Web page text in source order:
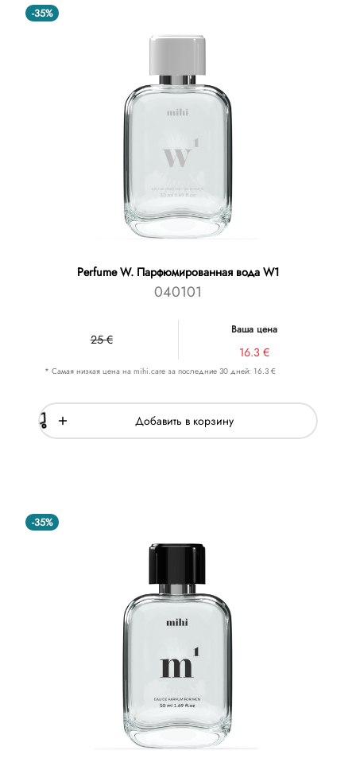
Правила наследования
-35%
Perfume W. Парфюмированная вода W1
040101
25 €
Ваша цена
16.3 €
* Самая низкая цена на mihi.care за последние 30 дней: 16.3 €
Добавить в корзину
-35%